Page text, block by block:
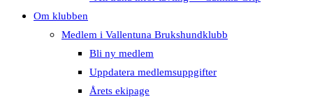
Om klubben
Medlem i Vallentuna Brukshundklubb
Bli ny medlem
Uppdatera medlemsuppgifter
Årets ekipage